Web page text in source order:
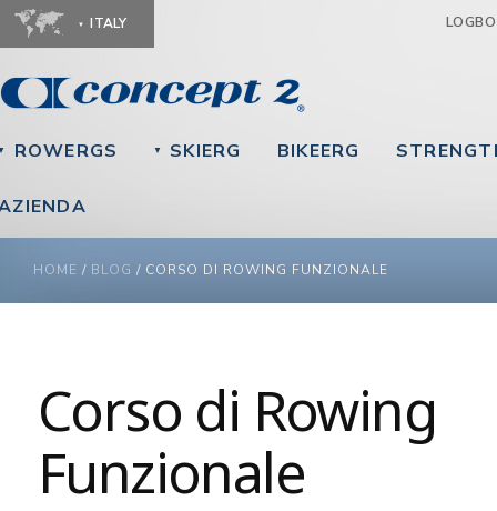
ITALY
ROWERGS ▼ SKIERG BIKEERG
YOU ARE HERE
HOME / BLOG / CORSO DI ROWING FUNZIONALE
Corso di Rowing
Funzionale